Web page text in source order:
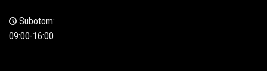
Subotom:
09:00-16:00